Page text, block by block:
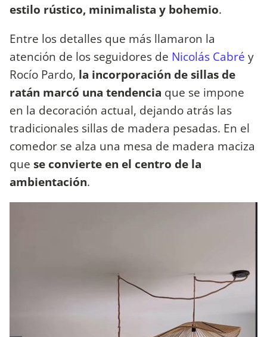
estilo rústico, minimalista y bohemio.
Entre los detalles que más llamaron la
atención de los seguidores de Nicolás Cabré y
Rocío Pardo, la incorporación de sillas de
ratán marcó una tendencia que se impone
en la decoración actual, dejando atrás las
tradicionales sillas de madera pesadas. En el
comedor se alza una mesa de madera maciza
que se convierte en el centro de la
ambientación.